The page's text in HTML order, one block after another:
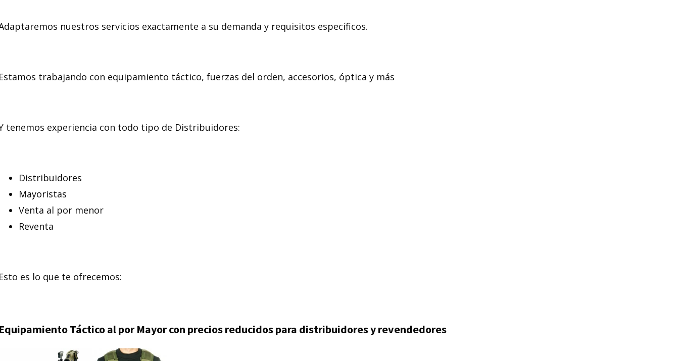
nuestros servicios exactamente a su demanda y requisitos específicos.
trabajando con equipamiento táctico, fuerzas del orden, accesorios, óptica y más
tenemos experiencia con todo tipo de Distribuidores:
Distribuidores
Mayoristas
Venta al por menor
Reventa
es lo que te ofrecemos:
Táctico al por Mayor con precios reducidos para distribuidores y revendedores